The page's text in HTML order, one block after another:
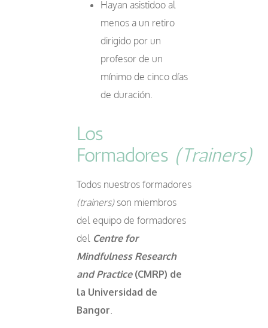
Hayan asistidoo al
menos a un retiro
dirigido por un
profesor de un
mínimo de cinco días
de duración.
Los
Formadores (Trainers)
Todos nuestros formadores
(trainers)son miembros
del equipo de formadores
del Centre for
Mindfulness Research
and Practice (CMRP) de
la Universidad de
Bangor.